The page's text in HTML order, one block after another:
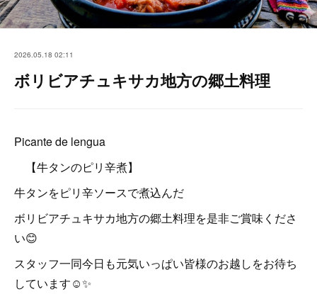
2026.05.18 02:11
ボリビアチュキサカ地方の郷土料理
Picante de lengua
【牛タンのピリ辛煮】
牛タンをピリ辛ソースで煮込んだ
ボリビアチュキサカ地方の郷土料理を是非ご賞味くださ
い😊
スタッフ一同今日も元気いっぱい皆様のお越しをお待ち
しています☺️✨